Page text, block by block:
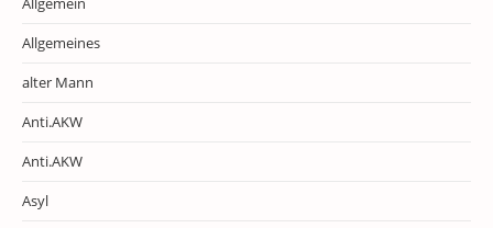
Allgemeines
alter Mann
Anti.AKW
Anti.AKW
Asyl